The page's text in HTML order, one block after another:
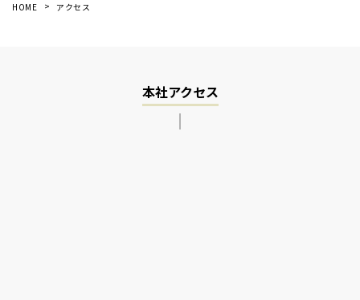
HOME アクセス
本社アクセス